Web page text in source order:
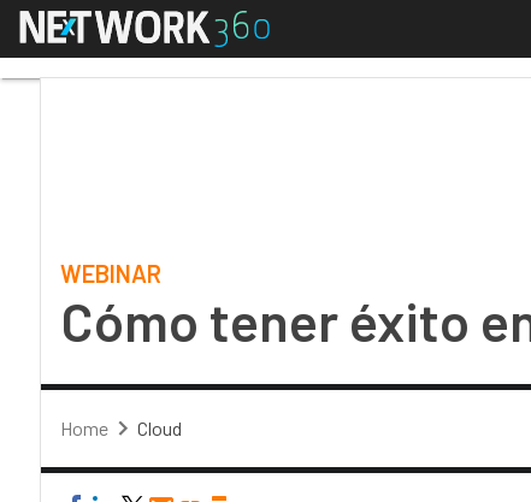
Menú
WEBINAR
Cómo tener éxito
Home Cloud